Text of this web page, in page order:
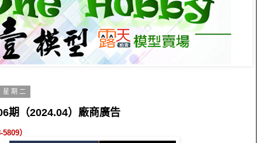
期二
期（2024.04）廠商廣告
5809）